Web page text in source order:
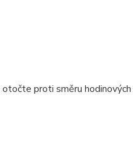
proti směru hodinových